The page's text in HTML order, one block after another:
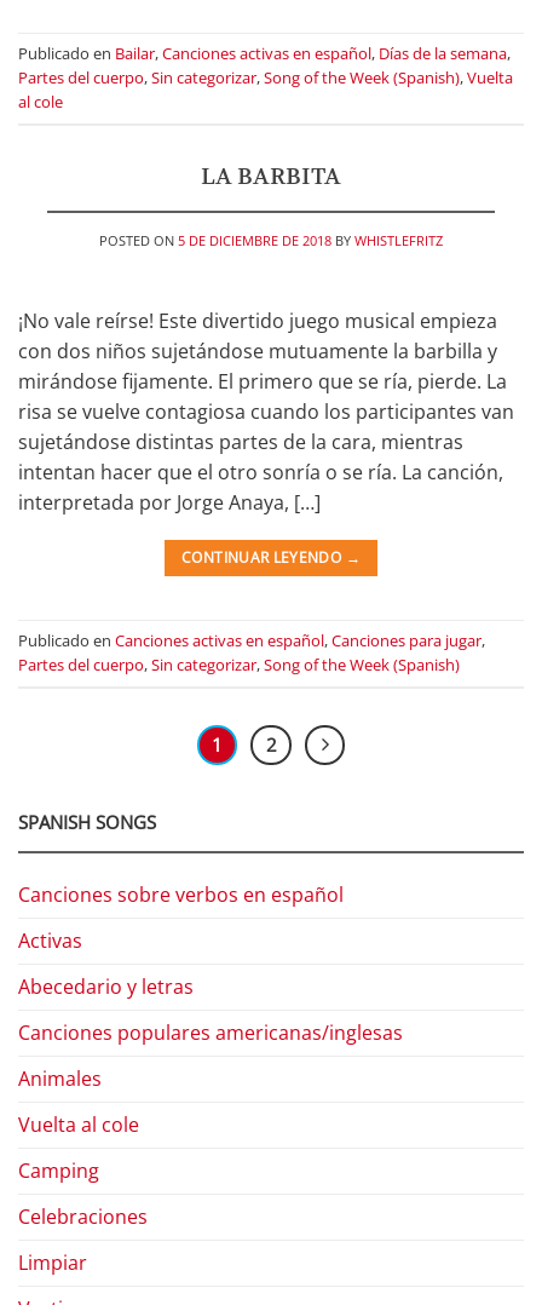
Publicado en Bailar,Canciones activas en español, Días de la semana,
Partes del cuerpo,Sin categorizar,Song of the Week (Spanish),Vuelta
al cole
LA BARBITA
POSTED ON 5 DE DICIEMBRE DE 2018 BY WHISTLEFRITZ
¡No vale reírse! Este divertido juego musical empieza
con dos niños sujetándose mutuamente la barbilla y
mirándose fijamente. El primero que se ría, pierde. La
risa se vuelve contagiosa cuando los participantes van
sujetándose distintas partes de la cara, mientras
intentan hacer que el otro sonría o se ría. La canción,
interpretada por Jorge Anaya, […]
CONTINUAR LEYENDO →
Publicado en Canciones activas en español,Canciones para jugar,
Partes del cuerpo,Sin categorizar,Song of the Week (Spanish)
1 2
SPANISH SONGS
Canciones sobre verbos en español
Activas
Abecedario y letras
Canciones populares americanas/inglesas
Animales
Vuelta al cole
Camping
Celebraciones
Limpiar